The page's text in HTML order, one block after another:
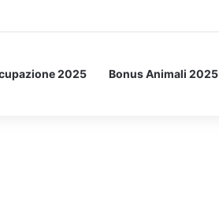
2025 Bonus Animali 2025